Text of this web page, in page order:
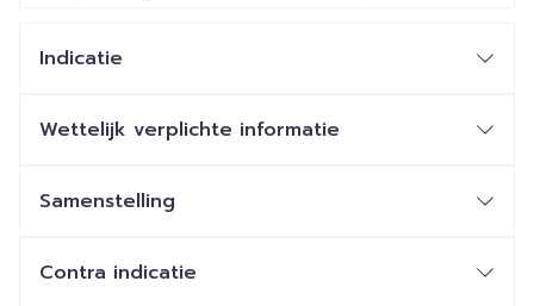
Indicatie
Wettelijk verplichte informatie
Samenstelling
Contra indicatie